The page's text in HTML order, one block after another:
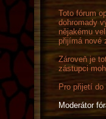
Toto fórum
dohromady
nějakému
přijímá nové
Zároveň je
zástupci
Pro přijetí
Moderátor